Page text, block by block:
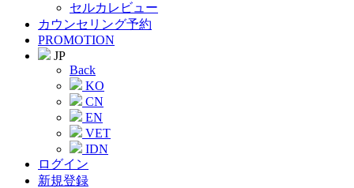
セルカレビュー
カウンセリング予約
PROMOTION
JP
Back
KO
CN
EN
VET
IDN
ログイン
新規登録